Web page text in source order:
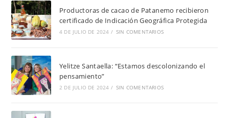
Productoras de cacao de Patanemo recibieron
certificado de Indicación Geográfica Protegida
4 DE JULIO DE 2024 / SIN COMENTARIOS
Yelitze Santaella: “Estamos descolonizando el
pensamiento”
2 DE JULIO DE 2024 / SIN COMENTARIOS